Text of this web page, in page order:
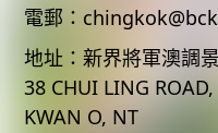
電郵：
地址： 新界將軍澳調
38 CHUI LING
KWAN O, NT